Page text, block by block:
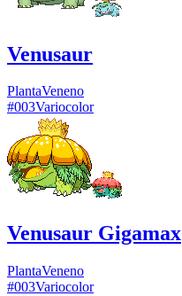
Venusaur
PlantaVeneno
#003Variocolor
Venusaur Gigamax
PlantaVeneno
#003Variocolor